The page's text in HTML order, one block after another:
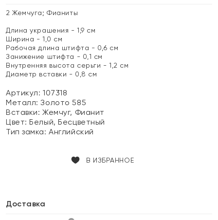
2 Жемчуга; Фианиты
Длина украшения - 1,9 см
Ширина - 1,0 см
Рабочая длина штифта - 0,6 см
Занижение штифта - 0,1 см
Внутренняя высота серьги - 1,2 см
Диаметр вставки - 0,8 см
Артикул: 107318
Металл:Золото 585
Вставки:Жемчуг, Фианит
Цвет:Белый, Бесцветный
Тип замка:Английский
В ИЗБРАННОЕ
Доставка